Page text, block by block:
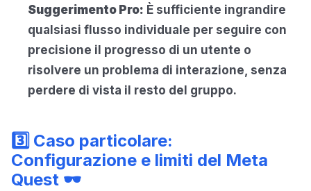
Suggerimento Pro: È sufficiente ingrandire
qualsiasi flusso individuale per seguire con
precisione il progresso di un utente o
risolvere un problema di interazione, senza
perdere di vista il resto del gruppo.
3️⃣ Caso particolare:
Configurazione e limiti del Meta
Quest 🕶️